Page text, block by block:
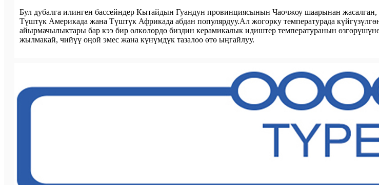
Бул дубалга илинген бассейндер Кытайдын Гуандун провинциясынын Чаочжоу шаарынан
Түштүк Америкада жана Түштүк Африкада абдан популярдуу.Ал жогорку температурада
айырмачылыктары бар кээ бир өлкөлөрдө биздин керамикалык идиштер температуранын
жылмакай, чийүү оңой эмес жана күнүмдүк тазалоо өтө ыңгайлуу.